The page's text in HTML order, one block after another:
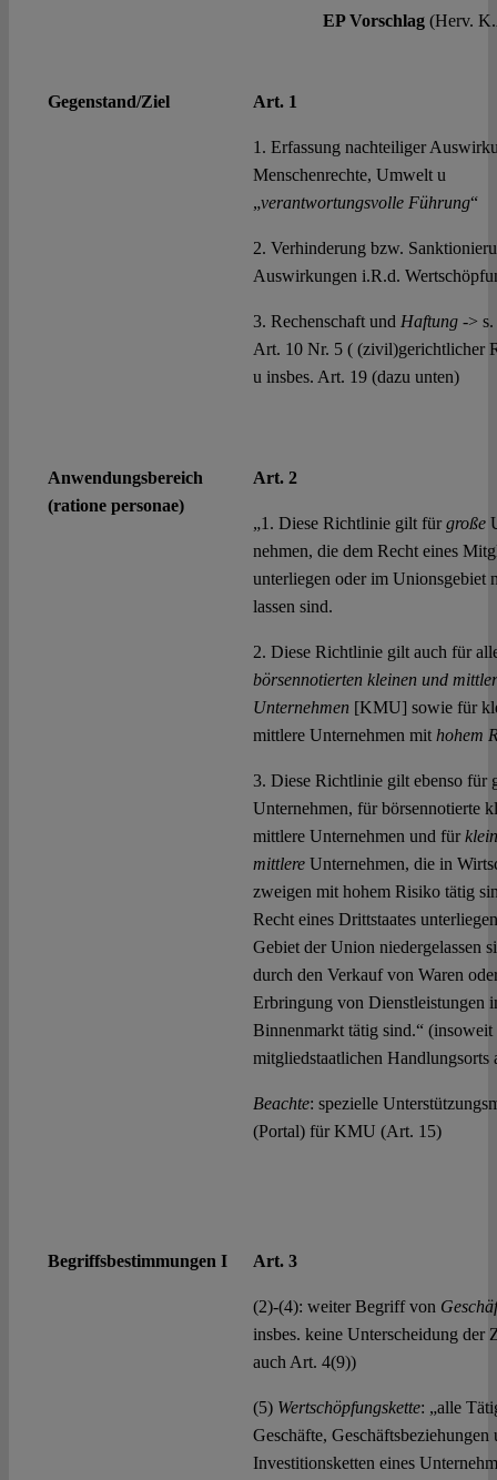
EP Vorschlag (Herv.
Gegenstand/Ziel Art. 1
1. Erfassung nachteiliger
Menschenrechte, Umwelt u
„verantwortungsvolle Führung“
2. Verhinderung bzw.
Auswirkungen i.R.d.
3. Rechenschaft und Haftung-> s.
Art. 10 Nr. 5 ( (zivil)gerichtlicher
u insbes. Art. 19 (dazu unten)
Anwendungsbereich
(ratione personae)
Art. 2
„1. Diese Richtlinie gilt fürgroße
nehmen, die dem Recht eines
unterliegen oder im Unionsgebiet
lassen sind.
2. Diese Richtlinie gilt auch für
börsennotierten kleinen und
Unternehmen [KMU] sowie für
mittlere Unternehmen mit hohem
3. Diese Richtlinie gilt ebenso für
Unternehmen, für börsennotierte
mittlere Unternehmen und für
mittlereUnternehmen, die in
zweigen mit hohem Risiko tätig
Recht eines Drittstaates
Gebiet der Union niedergelassen
durch den Verkauf von Waren
Erbringung von Dienstleistungen
Binnenmarkt tätig sind.“ (insoweit
mitgliedstaatlichen Handlungsorts
Beachte: spezielle
(Portal) für KMU (Art. 15)
Begriffsbestimmungen I Art. 3
(2)-(4): weiter Begriff von
insbes. keine Unterscheidung der
auch Art. 4(9))
(5) Wertschöpfungskette: „alle
Geschäfte, Geschäftsbeziehungen
Investitionsketten eines